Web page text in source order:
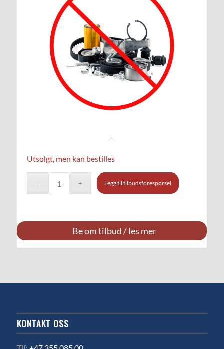
Utsolgt, men kan bestilles
Legg til tilbudsforespørsel
Be om tilbud / les mer
KONTAKT OSS